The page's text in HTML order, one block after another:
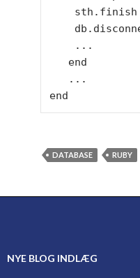
end
DATABASE RUBY
NYE BLOG INDLÆG